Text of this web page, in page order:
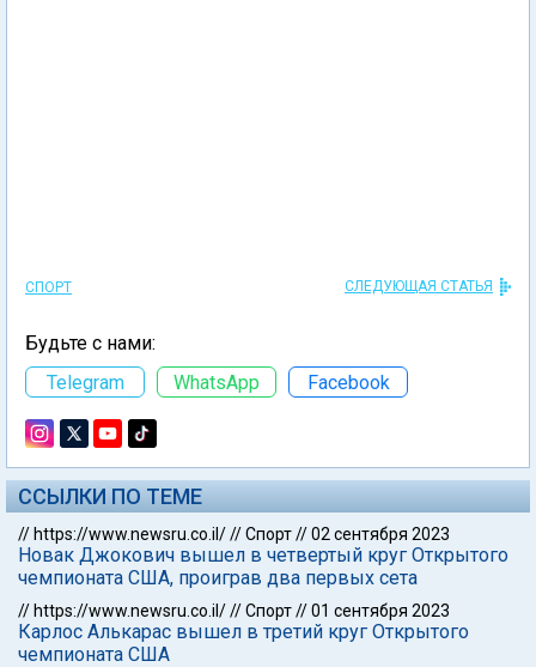
СПОРТ СЛЕДУЮЩАЯ СТАТЬЯ
Будьте с нами:
Telegram
WhatsApp Facebook
ССЫЛКИ ПО ТЕМЕ
// https://www.newsru.co.il///Спорт//02 сентября 2023
Новак Джокович вышел в четвертый круг Открытого
чемпионата США, проиграв два первых сета
// https://www.newsru.co.il///Спорт//01 сентября 2023
Карлос Алькарас вышел в третий круг Открытого
чемпионата США